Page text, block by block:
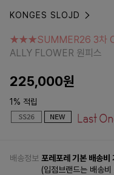
KONGES SLOJD
ALLY FLOWER 원피스
★★★SUMMER26 3차
ALLY FLOWER 원피스
225,000원
1% 적립
배송정보 포레포레 기본 배송비
(입점브랜드는 배송